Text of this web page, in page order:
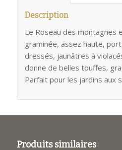
Description
Le Roseau des montagnes
graminée, assez haute,
dressés, jaunâtres à
donne de belles touffes,
Parfait pour les jardins aux
Produits similaires